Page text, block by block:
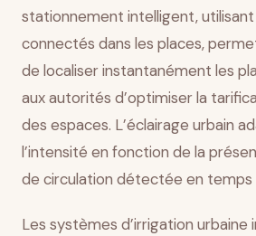
stationnement intelligent,
connectés dans les places,
de localiser instantanément les
aux autorités d’optimiser la
des espaces. L’éclairage urbain
l’intensité en fonction de la
de circulation détectée en temps
Les systèmes d’irrigation